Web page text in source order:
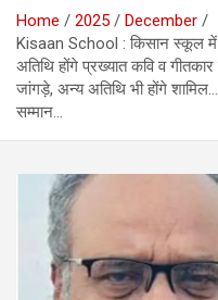
Home 2025
December
Kisaan School : किसान स्कूल में
अतिथि होंगे प्रख्यात कवि व
जांगड़े, अन्य अतिथि भी होंगे
सम्मान…